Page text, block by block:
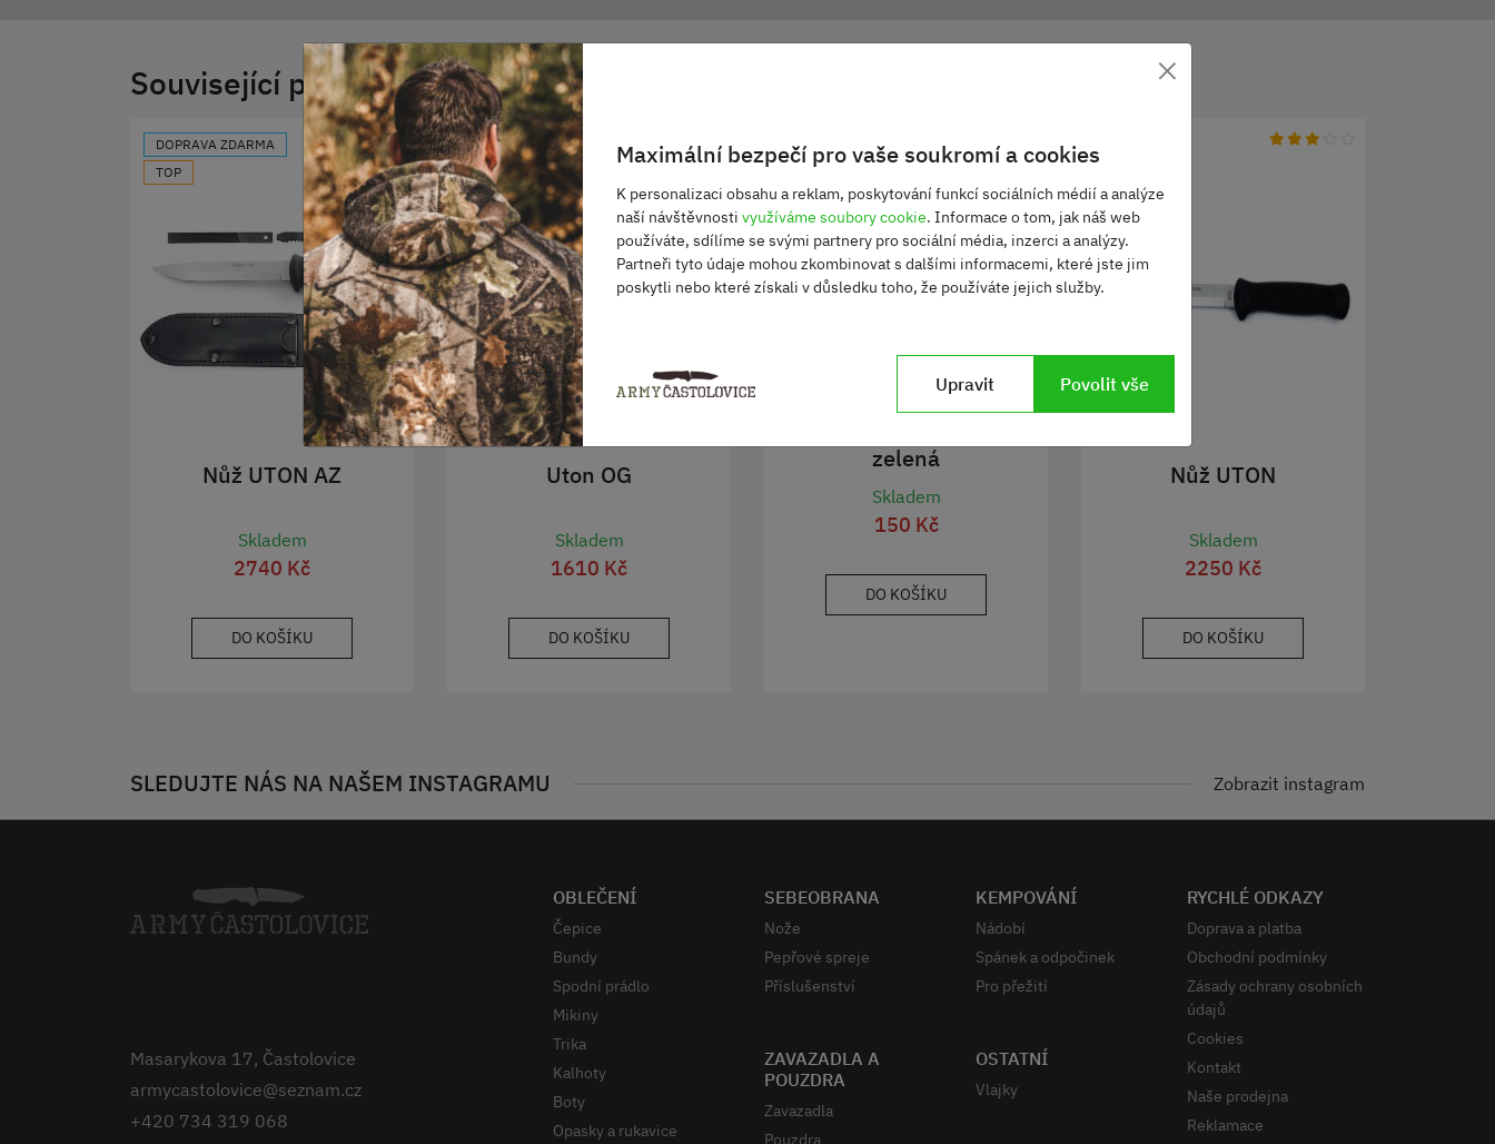
Související produkty
DOPRAVA ZDARMA
TOP
Nůž UTON AZ
Skladem
2740 Kč
DO KOŠÍKU
Uton OG
Skladem
1610 Kč
DO KOŠÍKU
zelená
Skladem
150 Kč
DO KOŠÍKU
Nůž UTON
Skladem
2250 Kč
DO KOŠÍKU
SLEDUJTE NÁS NA NAŠEM INSTAGRAMU Zobrazit instagram
Masarykova 17, Častolovice
armycastolovice@seznam.cz
+420 734 319 068
OBLEČENÍ
Čepice
Bundy
Spodní prádlo
Mikiny
Trika
Kalhoty
Boty
Opasky a rukavice
SEBEOBRANA
Nože
Pepřové spreje
Příslušenství
ZAVAZADLA A
POUZDRA
Zavazadla
Pouzdra
KEMPOVÁNÍ
Nádobí
Spánek a odpočinek
Pro přežití
OSTATNÍ
Vlajky
RYCHLÉ ODKAZY
Doprava a platba
Obchodní podmínky
Zásady ochrany osobních
údajů
Cookies
Kontakt
Naše prodejna
Reklamace
×
Maximální bezpečí pro vaše soukromí a cookies
K personalizaci obsahu a reklam, poskytování funkcí sociálních médií a analýze
naší návštěvnosti využíváme soubory cookie. Informace o tom, jak náš web
používáte, sdílíme se svými partnery pro sociální média, inzerci a analýzy.
Partneři tyto údaje mohou zkombinovat s dalšími informacemi, které jste jim
poskytli nebo které získali v důsledku toho, že používáte jejich služby.
Upravit Povolit vše